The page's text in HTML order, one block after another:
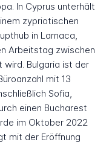
In Cyprus unterhält
zypriotischen
in Larnaca,
Arbeitstag zwischen
wird. Bulgaria ist der
mit 13
Sofia,
einen Bucharest
im Oktober 2022
mit der Eröffnung